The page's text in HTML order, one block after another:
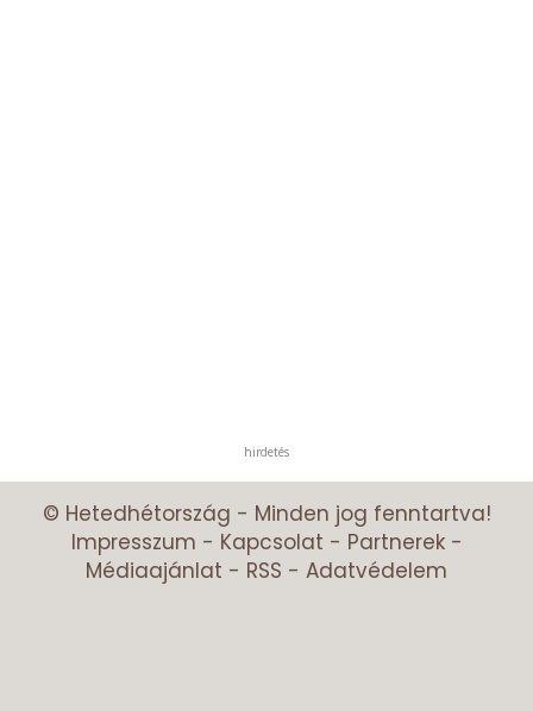
hirdetés
© Hetedhétország - Minden jog fenntartva!
Impresszum - Kapcsolat - Partnerek-
Médiaajánlat - RSS - Adatvédelem